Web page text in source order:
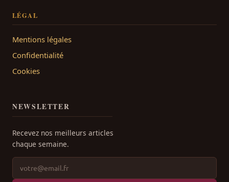
LÉGAL
Mentions légales
Confidentialité
Cookies
NEWSLETTER
Recevez nos meilleurs articles
chaque semaine.